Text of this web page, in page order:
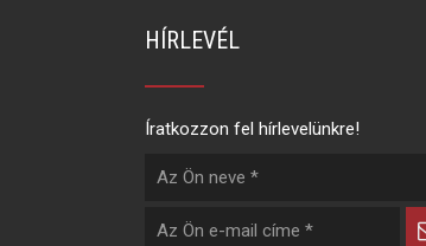
HÍRLEVÉL
Íratkozzon fel hírlevelünkre!